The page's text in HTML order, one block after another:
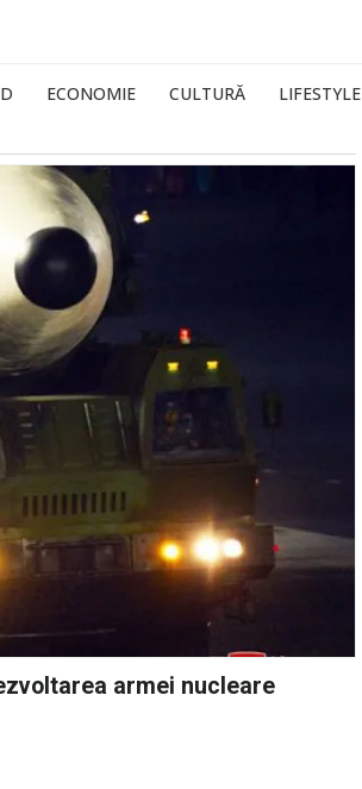
ECONOMIE CULTURĂ LIFESTYLE
armei nucleare